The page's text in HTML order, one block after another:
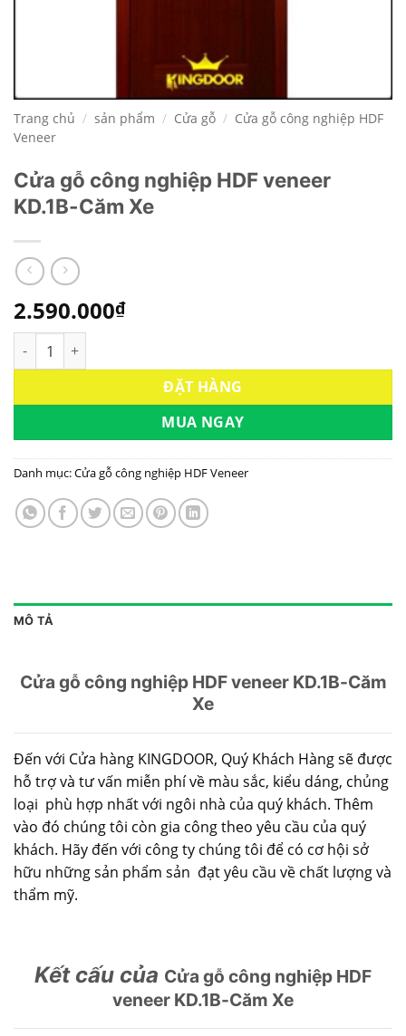
Trang chủ / sản phẩm / Cửa gỗ / Cửa gỗ công nghiệp HDF
Veneer
Cửa gỗ công nghiệp HDF veneer
KD.1B-Căm Xe
2.590.000₫
Cửa gỗ công nghiệp HDF veneer KD.1B-Căm Xe số lượng
ĐẶT HÀNG
MUA NGAY
Danh mục:Cửa gỗ công nghiệp HDF Veneer
MÔ TẢ
Cửa gỗ công nghiệp HDF veneer KD.1B-Căm
Xe
Đến với Cửa hàng KINGDOOR, Quý Khách Hàng sẽ được
hỗ trợ và tư vấn miễn phí về màu sắc, kiểu dáng, chủng
loại phù hợp nhất với ngôi nhà của quý khách. Thêm
vào đó chúng tôi còn gia công theo yêu cầu của quý
khách. Hãy đến với công ty chúng tôi để có cơ hội sở
hữu những sản phẩm sản đạt yêu cầu về chất lượng và
thẩm mỹ.
Kết cấu của Cửa gỗ công nghiệp HDF
veneer KD.1B-Căm Xe